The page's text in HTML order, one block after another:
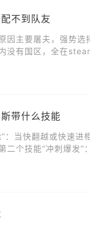
不到队友
因主要屠夫，强势
没有国区，全在
带什么技能
：当快翻越或快速
二个技能“冲刺爆